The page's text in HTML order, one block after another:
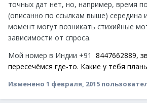
точных дат нет, но, например, время
(описанно по ссылкам выше) середина
момент могут возникать стихийные
зависимости от спроса.
Мой номер в Индии +91 8447662889,
пересечёмся где-то. Какие у тебя
Изменено 1 февраля, 2015